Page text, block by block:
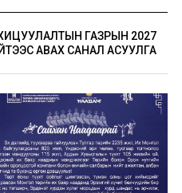
ГАЗРЫН 2027
АВАХ САНАЛ АСУУЛГА